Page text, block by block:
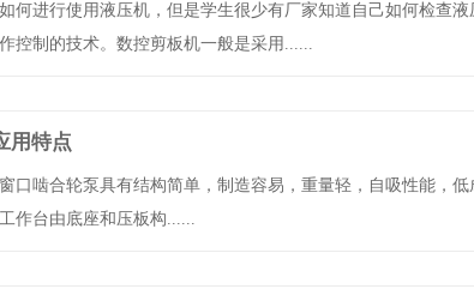
何进行使用液压机，但是学生很少有厂家知道自己如何检查
控制的技术。数控剪板机一般是采用......
用特点
口啮合轮泵具有结构简单，制造容易，重量轻，自吸性能，
作台由底座和压板构......